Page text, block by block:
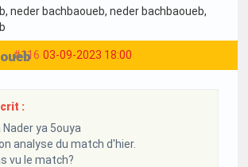
, neder bachbaoueb, neder bachbaoueb,
#116 03-09-2023 18:00
:
ya 5ouya
analyse du match d'hier.
vu le match?